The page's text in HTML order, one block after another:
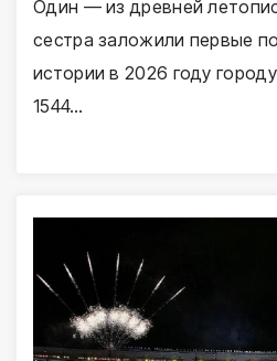
Один — из древней
сестра заложили первые
истории в 2026 году
1544…